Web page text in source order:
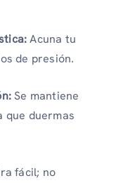
Acuna tu
de presión.
Se mantiene
que duermas
fácil; no